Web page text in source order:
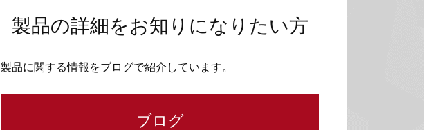
製品の詳細をお知りになりたい方
製品に関する情報をブログで紹介しています。
ブログ